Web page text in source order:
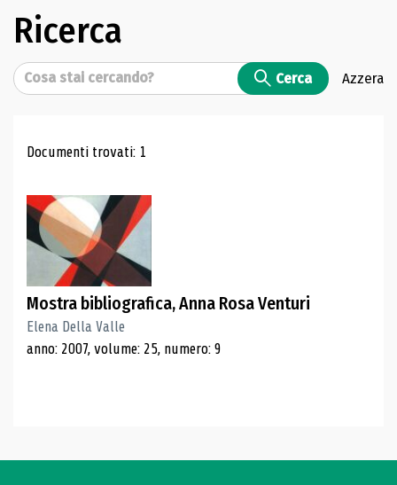
Ricerca
Cerca Cerca Azzera
Risultati di ricerca
Documenti trovati: 1
Mostra bibliografica, Anna Rosa Venturi
Elena Della Valle
anno: 2007, volume: 25, numero: 9